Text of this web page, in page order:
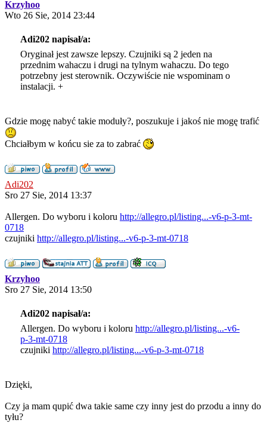
Krzyhoo
Wto 26 Sie, 2014 23:44
Adi202 napisał/a:
Oryginał jest zawsze lepszy. Czujniki są 2 jeden na
przednim wahaczu i drugi na tylnym wahaczu. Do tego
potrzebny jest sterownik. Oczywiście nie wspominam o
instalacji. +
Gdzie mogę nabyć takie moduły?, poszukuje i jakoś nie mogę trafić
Chciałbym w końcu sie za to zabrać
Adi202
Sro 27 Sie, 2014 13:37
Allergen. Do wyboru i koloru http://allegro.pl/listing...-v6-p-3-mt-
0718
czujniki http://allegro.pl/listing...-v6-p-3-mt-0718
Krzyhoo
Sro 27 Sie, 2014 13:50
Adi202 napisał/a:
Allergen. Do wyboru i koloru http://allegro.pl/listing...-v6-
p-3-mt-0718
czujniki http://allegro.pl/listing...-v6-p-3-mt-0718
Dzięki,
Czy ja mam qupić dwa takie same czy inny jest do przodu a inny do
tyłu?